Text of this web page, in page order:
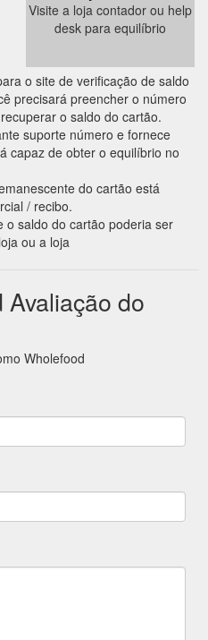
Visite a loja contador ou help
desk para equilíbrio
o site de verificação de saldo
precisará preencher o número
o saldo do cartão.
suporte número e fornece
capaz de obter o equilíbrio no
do cartão está
/ recibo.
o saldo do cartão poderia ser
ou a loja
do
Wholefood